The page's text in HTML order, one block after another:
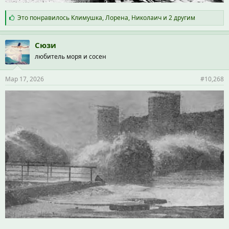
С
и
м
п
а
т
и
:
Это понравилось Климушка,Лорена, Николаичи 2 другим
Сюзи
любитель моря и сосен
Мар 17, 2026 #10,268